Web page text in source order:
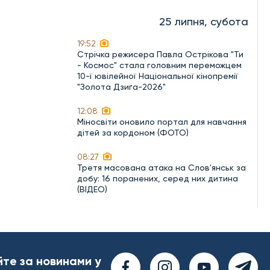
25 липня, субота
19:52
Стрічка режисера Павла Острікова "Ти
- Космос" стала головним переможцем
10-ї ювілейної Національної кінопремії
"Золота Дзиґа-2026"
12:08
Міносвіти оновило портал для навчання
дітей за кордоном (ФОТО)
08:27
Третя масована атака на Слов'янськ за
добу: 16 поранених, серед них дитина
(ВІДЕО)
за новинами у